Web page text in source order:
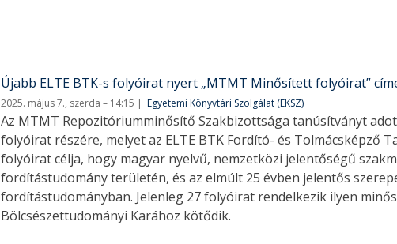
Újabb ELTE BTK-s folyóirat nyert „MTMT Minősített folyóirat”
2025. május 7., szerda – 14:15 Egyetemi Könyvtári Szolgálat (EKSZ)
Az MTMT Repozitóriumminősítő Szakbizottsága tanúsítványt
folyóirat részére, melyet az ELTE BTK Fordító- és Tolmácsképző
folyóirat célja, hogy magyar nyelvű, nemzetközi jelentőségű
fordítástudomány területén, és az elmúlt 25 évben jelentős
fordítástudományban. Jelenleg 27 folyóirat rendelkezik ilyen
Bölcsészettudományi Karához kötődik.